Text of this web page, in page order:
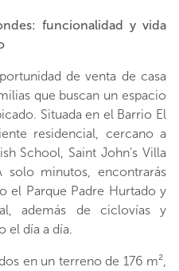
funcionalidad y vida
de venta de casa
que buscan un espacio
Situada en el Barrio El
residencial, cercano a
School, Saint John’s Villa
solo minutos, encontrarás
el Parque Padre Hurtado y
además de ciclovías y
el día a día.
en un terreno de 176 m²,